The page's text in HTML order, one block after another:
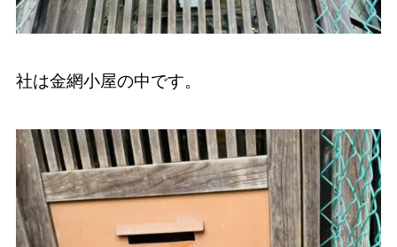
社は金網小屋の中です。